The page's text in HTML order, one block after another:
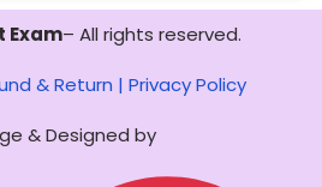
Exam– All rights reserved.
& Return | Privacy Policy
& Designed by